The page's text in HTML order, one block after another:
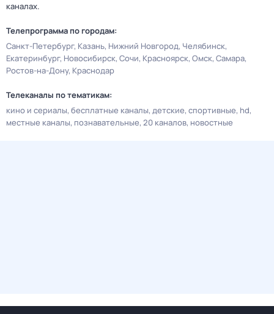
каналах.
Телепрограмма по городам:
Санкт-Петербург Казань Нижний Новгород Челябинск
Екатеринбург Новосибирск Сочи Красноярск Омск Самара
Ростов-на-Дону Краснодар
Телеканалы по тематикам:
кино и сериалы бесплатные каналы детские спортивные hd
местные каналы познавательные 20 каналов новостные